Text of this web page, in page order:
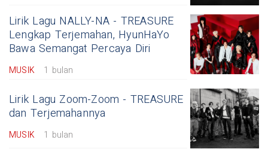
Lirik Lagu NALLY-NA - TREASURE
Lengkap Terjemahan, HyunHaYo
Bawa Semangat Percaya Diri
MUSIK 1 bulan
Lirik Lagu Zoom-Zoom - TREASURE
dan Terjemahannya
MUSIK 1 bulan